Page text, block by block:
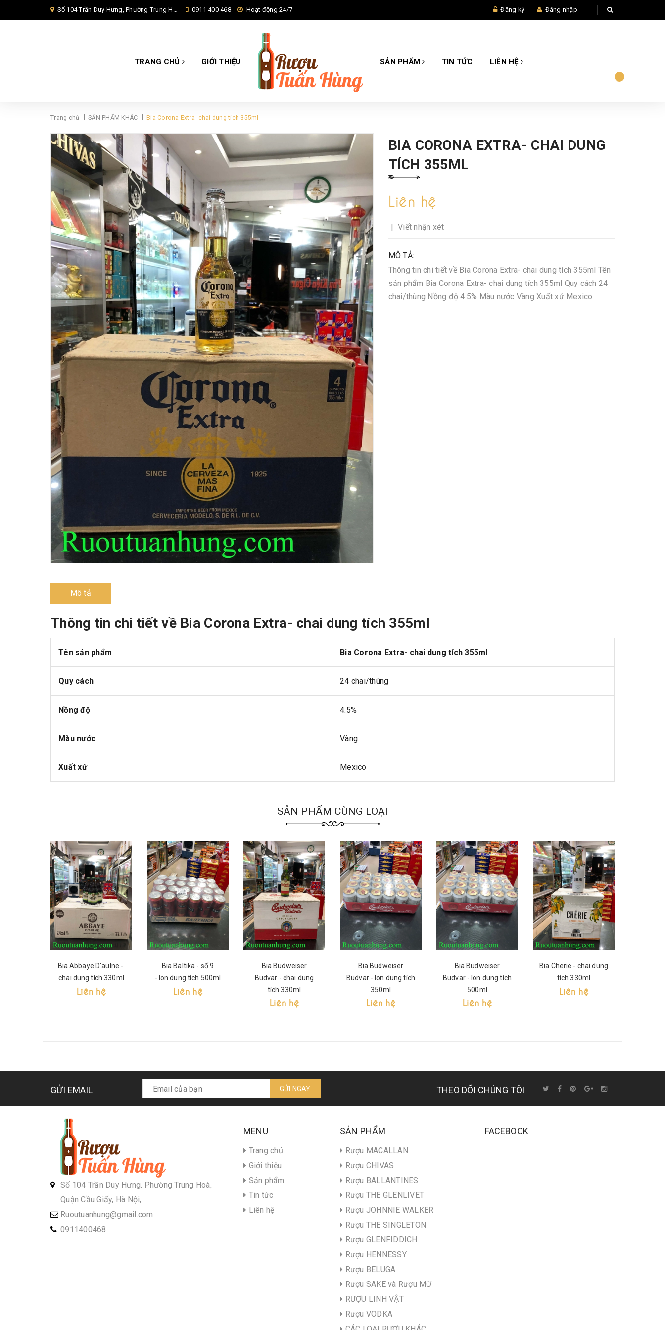
Số 104 Trần Duy Hưng, Phường Trung Hoà, Quận Cầu Giấy, Hà Nội, 0911 400 468 Hoạt động 24/7 Đăng ký Đăng nhập
TRANG CHỦ GIỚI THIỆU SẢN PHẨM TIN TỨC LIÊN HỆ
Trang chủ SẢN PHẨM KHÁC Bia Corona Extra- chai dung tích 355ml
BIA CORONA EXTRA- CHAI DUNG
TÍCH 355ML
Liên hệ
| Viết nhận xét
MÔ TẢ:
Thông tin chi tiết về Bia Corona Extra- chai dung tích 355ml Tên
sản phẩm Bia Corona Extra- chai dung tích 355ml Quy cách 24
chai/thùng Nồng độ 4.5% Màu nước Vàng Xuất xứ Mexico
Mô tả
Thông tin chi tiết về Bia Corona Extra- chai dung tích 355ml
Tên sản phẩm Bia Corona Extra- chai dung tích 355ml
Quy cách 24 chai/thùng
Nồng độ 4.5%
Màu nước Vàng
Xuất xứ Mexico
SẢN PHẨM CÙNG LOẠI
Bia Abbaye D'aulne -
chai dung tích 330ml
Liên hệ
Bia Baltika - số 9
- lon dung tích 500ml
Liên hệ
Bia Budweiser
Budvar - chai dung
tích 330ml
Liên hệ
Bia Budweiser
Budvar - lon dung tích
350ml
Liên hệ
Bia Budweiser
Budvar - lon dung tích
500ml
Liên hệ
Bia Cherie - chai dung
tích 330ml
Liên hệ
GỬI EMAIL GỬI NGAY THEO DÕI CHÚNG TÔI
Số 104 Trần Duy Hưng, Phường Trung Hoà,
Quận Cầu Giấy, Hà Nội,
Ruoutuanhung@gmail.com
0911400468
MENU
Trang chủ
Giới thiệu
Sản phẩm
Tin tức
Liên hệ
SẢN PHẨM
Rượu MACALLAN
Rượu CHIVAS
Rượu BALLANTINES
Rượu THE GLENLIVET
Rượu JOHNNIE WALKER
Rượu THE SINGLETON
Rượu GLENFIDDICH
Rượu HENNESSY
Rượu BELUGA
Rượu SAKE và Rượu MƠ
RƯỢU LINH VẬT
Rượu VODKA
FACEBOOK